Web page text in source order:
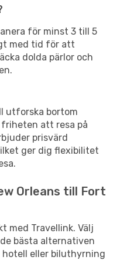
för minst 3 till 5
med tid för att
dolda pärlor och
utforska bortom
att resa på
prisvärd
ger dig flexibilitet
Orleans till Fort
med Travellink. Välj
bästa alternativen
eller biluthyrning